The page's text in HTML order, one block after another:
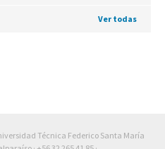
Ver todas
Técnica Federico Santa María